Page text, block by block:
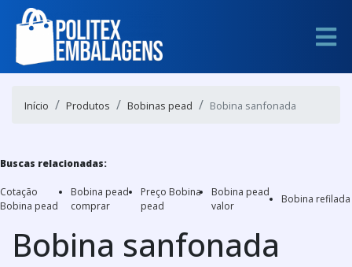
Início Produtos Bobinas pead Bobina sanfonada
Buscas relacionadas:
Cotação
Bobina pead
Bobina pead
comprar
Preço Bobina
pead
Bobina pead
valor
Bobina refilada
Bobina sanfonada